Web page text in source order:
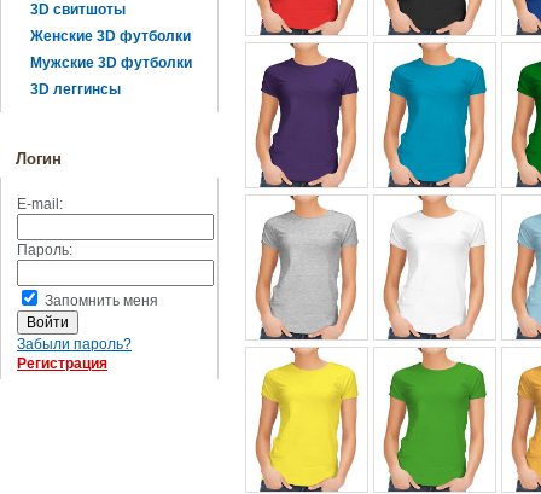
3D свитшоты
Женские 3D футболки
Мужские 3D футболки
3D леггинсы
Логин
E-mail:
Пароль:
Запомнить меня
Забыли пароль?
Регистрация